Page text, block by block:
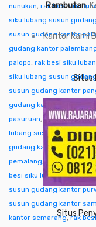
nunukan, rak besi siku
siku lubang susun
susun gudang kantor
gudang kantor
palopo, rak besi siku
siku lubang susun
susun gudang kantor
gudang kantor pare-pare
pasuruan, rak besi siku
lubang susun gudang
gudang kantor pekanbaru
pemalang, rak besi siku
besi siku lubang susun
susun gudang kantor
susun gudang kantor
kantor semarang,rak
Rambutan,
Kantor Kami
Situs
Situs